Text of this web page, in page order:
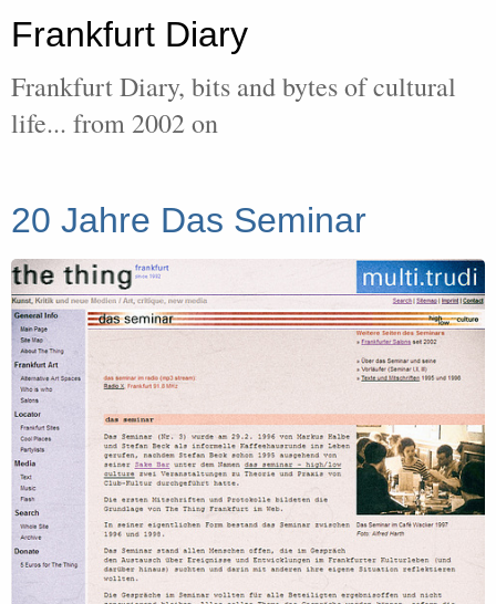
Frankfurt Diary
Frankfurt Diary, bits and bytes of cultural
life... from 2002 on
20 Jahre Das Seminar